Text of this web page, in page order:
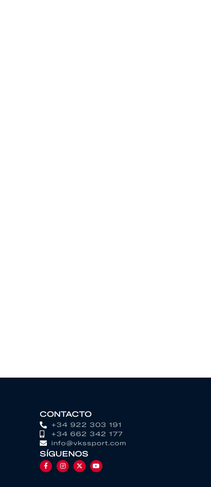
CONTACTO
+34 922 303 191
+34 662 342 177
info@vkssport.com
SÍGUENOS